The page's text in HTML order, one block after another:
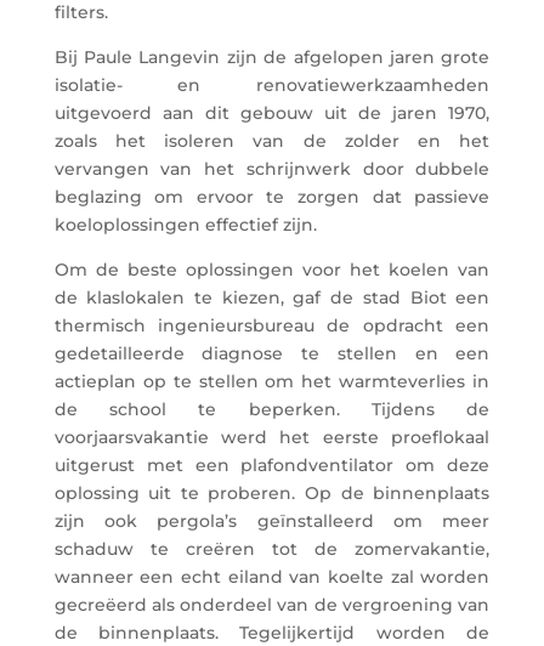
filters.
Bij Paule Langevin zijn de afgelopen jaren grote
isolatie- en renovatiewerkzaamheden
uitgevoerd aan dit gebouw uit de jaren 1970,
zoals het isoleren van de zolder en het
vervangen van het schrijnwerk door dubbele
beglazing om ervoor te zorgen dat passieve
koeloplossingen effectief zijn.
Om de beste oplossingen voor het koelen van
de klaslokalen te kiezen, gaf de stad Biot een
thermisch ingenieursbureau de opdracht een
gedetailleerde diagnose te stellen en een
actieplan op te stellen om het warmteverlies in
de school te beperken. Tijdens de
voorjaarsvakantie werd het eerste proeflokaal
uitgerust met een plafondventilator om deze
oplossing uit te proberen. Op de binnenplaats
zijn ook pergola’s geïnstalleerd om meer
schaduw te creëren tot de zomervakantie,
wanneer een echt eiland van koelte zal worden
gecreëerd als onderdeel van de vergroening van
de binnenplaats. Tegelijkertijd worden de